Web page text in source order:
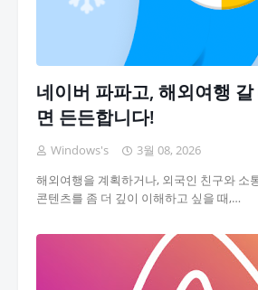
네이버 파파고, 해외여행
면 든든합니다!
Windows's
3월 08, 2026
해외여행을 계획하거나, 외국인 친구와 소
콘텐츠를 좀 더 깊이 이해하고 싶을 때,…